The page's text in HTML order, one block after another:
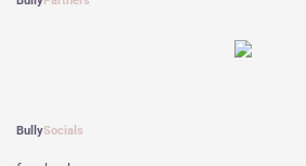
BullySocials